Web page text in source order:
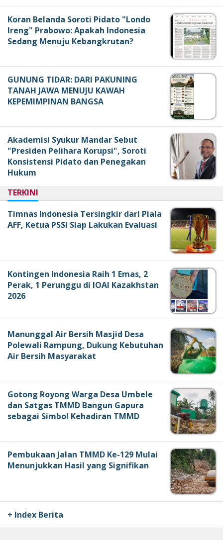
Koran Belanda Soroti Pidato "Londo
Ireng" Prabowo: Apakah Indonesia
Sedang Menuju Kebangkrutan?
GUNUNG TIDAR: DARI PAKUNING
TANAH JAWA MENUJU KAWAH
KEPEMIMPINAN BANGSA
Akademisi Syukur Mandar Sebut
"Presiden Pelihara Korupsi", Soroti
Konsistensi Pidato dan Penegakan
Hukum
TERKINI
Timnas Indonesia Tersingkir dari Piala
AFF, Ketua PSSI Siap Lakukan Evaluasi
Kontingen Indonesia Raih 1 Emas, 2
Perak, 1 Perunggu di IOAI Kazakhstan
2026
Manunggal Air Bersih Masjid Desa
Polewali Rampung, Dukung Kebutuhan
Air Bersih Masyarakat
Gotong Royong Warga Desa Umbele
dan Satgas TMMD Bangun Gapura
sebagai Simbol Kehadiran TMMD
Pembukaan Jalan TMMD Ke-129 Mulai
Menunjukkan Hasil yang Signifikan
+ Index Berita